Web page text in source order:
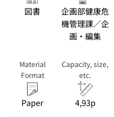
図書
企画部健康危
機管理課／企
画・編集
Material
Format
Paper
Capacity, size,
etc.
4,93p